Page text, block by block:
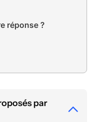
réponse ?
par